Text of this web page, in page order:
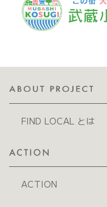
FIND LOCAL とは
ACTION